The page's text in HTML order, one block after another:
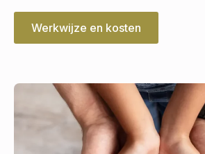
Werkwijze en kosten